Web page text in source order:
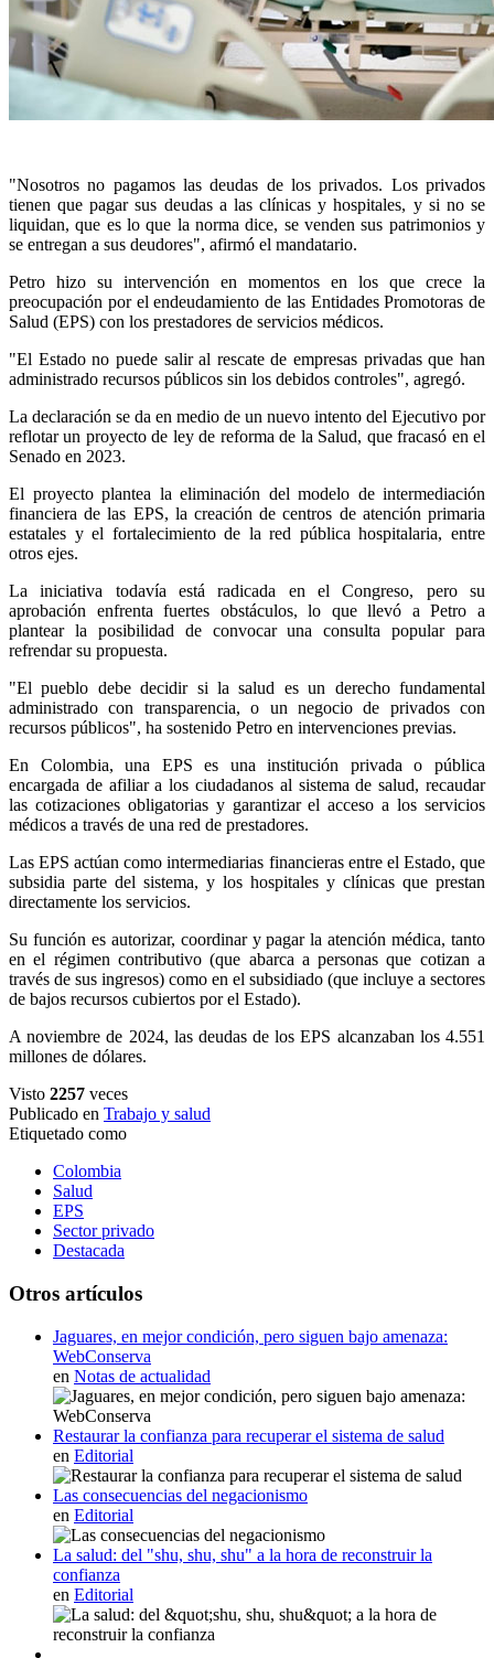
"Nosotros no pagamos las deudas de los privados. Los privados
tienen que pagar sus deudas a las clínicas y hospitales, y si no se
liquidan, que es lo que la norma dice, se venden sus patrimonios y
se entregan a sus deudores", afirmó el mandatario.
Petro hizo su intervención en momentos en los que crece la
preocupación por el endeudamiento de las Entidades Promotoras de
Salud (EPS) con los prestadores de servicios médicos.
"El Estado no puede salir al rescate de empresas privadas que han
administrado recursos públicos sin los debidos controles", agregó.
La declaración se da en medio de un nuevo intento del Ejecutivo por
reflotar un proyecto de ley de reforma de la Salud, que fracasó en el
Senado en 2023.
El proyecto plantea la eliminación del modelo de intermediación
financiera de las EPS, la creación de centros de atención primaria
estatales y el fortalecimiento de la red pública hospitalaria, entre
otros ejes.
La iniciativa todavía está radicada en el Congreso, pero su
aprobación enfrenta fuertes obstáculos, lo que llevó a Petro a
plantear la posibilidad de convocar una consulta popular para
refrendar su propuesta.
"El pueblo debe decidir si la salud es un derecho fundamental
administrado con transparencia, o un negocio de privados con
recursos públicos", ha sostenido Petro en intervenciones previas.
En Colombia, una EPS es una institución privada o pública
encargada de afiliar a los ciudadanos al sistema de salud, recaudar
las cotizaciones obligatorias y garantizar el acceso a los servicios
médicos a través de una red de prestadores.
Las EPS actúan como intermediarias financieras entre el Estado, que
subsidia parte del sistema, y los hospitales y clínicas que prestan
directamente los servicios.
Su función es autorizar, coordinar y pagar la atención médica, tanto
en el régimen contributivo (que abarca a personas que cotizan a
través de sus ingresos) como en el subsidiado (que incluye a sectores
de bajos recursos cubiertos por el Estado).
A noviembre de 2024, las deudas de los EPS alcanzaban los 4.551
millones de dólares.
Visto 2257 veces
Publicado en Trabajo y salud
Etiquetado como
Colombia
Salud
EPS
Sector privado
Destacada
Otros artículos
Jaguares, en mejor condición, pero siguen bajo amenaza:
WebConserva
en Notas de actualidad
Restaurar la confianza para recuperar el sistema de salud
en Editorial
Las consecuencias del negacionismo
en Editorial
La salud: del "shu, shu, shu" a la hora de reconstruir la
confianza
en Editorial